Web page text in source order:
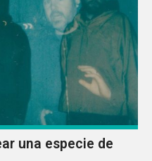
una especie de